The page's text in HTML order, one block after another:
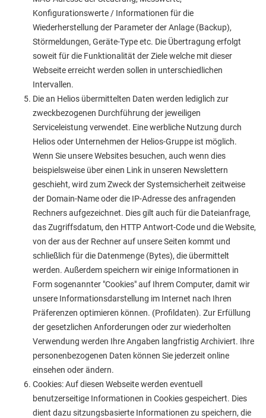
Konfigurationswerte / Informationen für die
Wiederherstellung der Parameter der Anlage (Backup),
Störmeldungen, Geräte-Type etc. Die Übertragung erfolgt
soweit für die Funktionalität der Ziele welche mit dieser
Webseite erreicht werden sollen in unterschiedlichen
Intervallen.
Die an Helios übermittelten Daten werden lediglich zur
zweckbezogenen Durchführung der jeweiligen
Serviceleistung verwendet. Eine werbliche Nutzung durch
Helios oder Unternehmen der Helios-Gruppe ist möglich.
Wenn Sie unsere Websites besuchen, auch wenn dies
beispielsweise über einen Link in unseren Newslettern
geschieht, wird zum Zweck der Systemsicherheit zeitweise
der Domain-Name oder die IP-Adresse des anfragenden
Rechners aufgezeichnet. Dies gilt auch für die Dateianfrage,
das Zugriffsdatum, den HTTP Antwort-Code und die Website,
von der aus der Rechner auf unsere Seiten kommt und
schließlich für die Datenmenge (Bytes), die übermittelt
werden. Außerdem speichern wir einige Informationen in
Form sogenannter "Cookies" auf Ihrem Computer, damit wir
unsere Informationsdarstellung im Internet nach Ihren
Präferenzen optimieren können. (Profildaten). Zur Erfüllung
der gesetzlichen Anforderungen oder zur wiederholten
Verwendung werden Ihre Angaben langfristig Archiviert. Ihre
personenbezogenen Daten können Sie jederzeit online
einsehen oder ändern.
Cookies: Auf diesen Webseite werden eventuell
benutzerseitige Informationen in Cookies gespeichert. Dies
dient dazu sitzungsbasierte Informationen zu speichern, die